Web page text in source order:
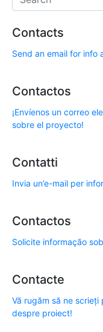
Contacts
Send an email for info
Contactos
¡Envíenos un correo
sobre el proyecto!
Contatti
Invia un’e-mail per
Contactos
Solicite informação
Contacte
Vă rugăm să ne
despre proiect!